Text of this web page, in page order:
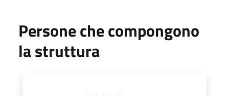
Persone che compongono
la struttura